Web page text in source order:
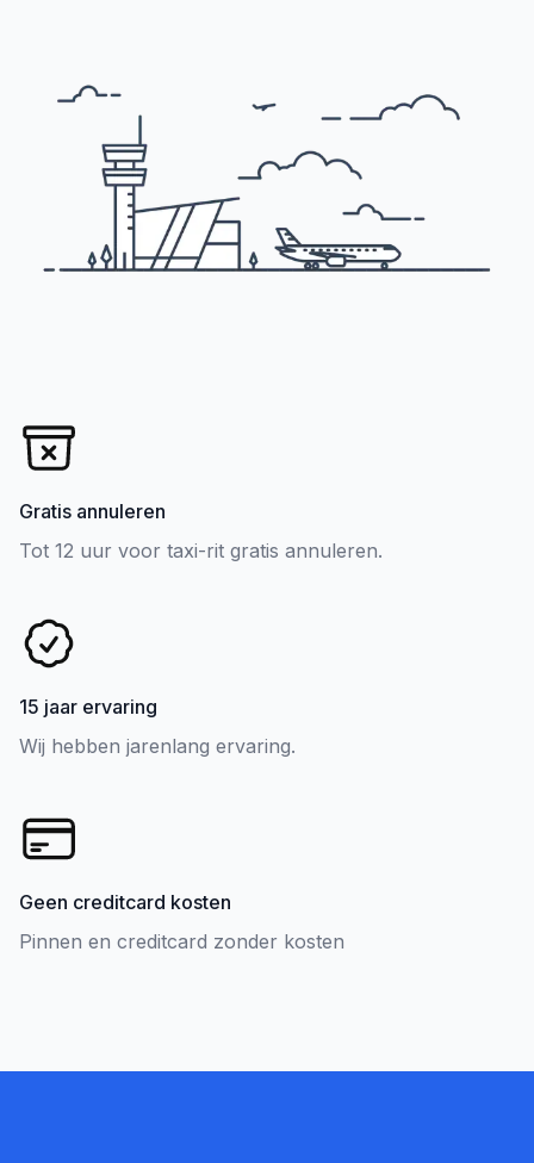
Gratis annuleren
Tot 12 uur voor taxi-rit gratis annuleren.
15 jaar ervaring
Wij hebben jarenlang ervaring.
Geen creditcard kosten
Pinnen en creditcard zonder kosten